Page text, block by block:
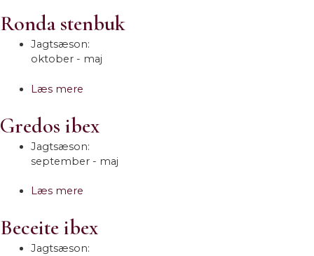
Ronda stenbuk
Jagtsæson:
oktober - maj
Læs mere
Gredos ibex
Jagtsæson:
september - maj
Læs mere
Beceite ibex
Jagtsæson: